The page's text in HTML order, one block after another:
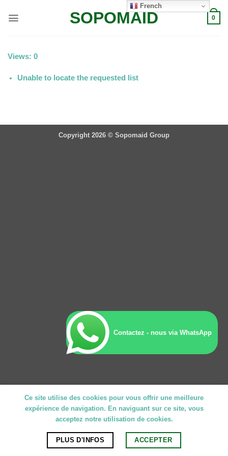
SOPOMAID 0
Views: 0
Unable to locate the requested list
Copyright 2026 © Sopomaid Group
French
Ce site utilise des cookies pour vous offrir une meilleure
expérience de navigation. En naviguant sur ce site, vous
acceptez notre utilisation de cookies.
PLUS D'INFOS ACCEPTER
Contactez - nous via WhatsApp